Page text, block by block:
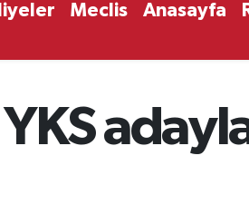
Meclis Anasayfa